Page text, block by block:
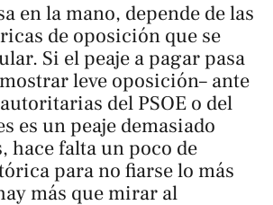
en la mano, depende de las
de oposición que se
Si el peaje a pagar pasa
leve oposición– ante
del PSOE o del
es un peaje demasiado
hace falta un poco de
para no fiarse lo más
más que mirar al